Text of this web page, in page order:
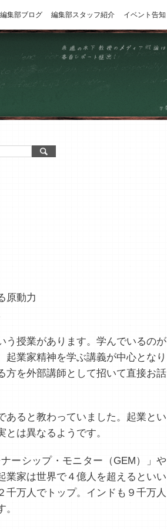
編集部ブログ 編集部スタッフ紹介 イベント告知
原動力
授業があります。学んでいるのが
業家精神を学ぶ講義が中心となり
方を外部講師として招いて直接お話
ると教わっていました。起業とい
は異なるようです。
ーシップ・モニター（GEM）」や
業家は世界で４億人を超えるといい
千万人でトップ。インドも９千万人